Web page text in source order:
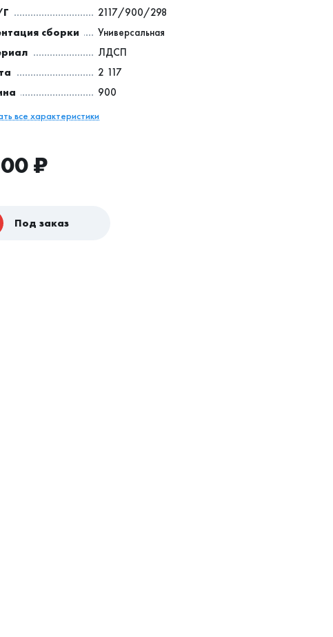
2117/900/298
сборки
Универсальная
ЛДСП
2 117
900
все характеристики
₽
Под заказ